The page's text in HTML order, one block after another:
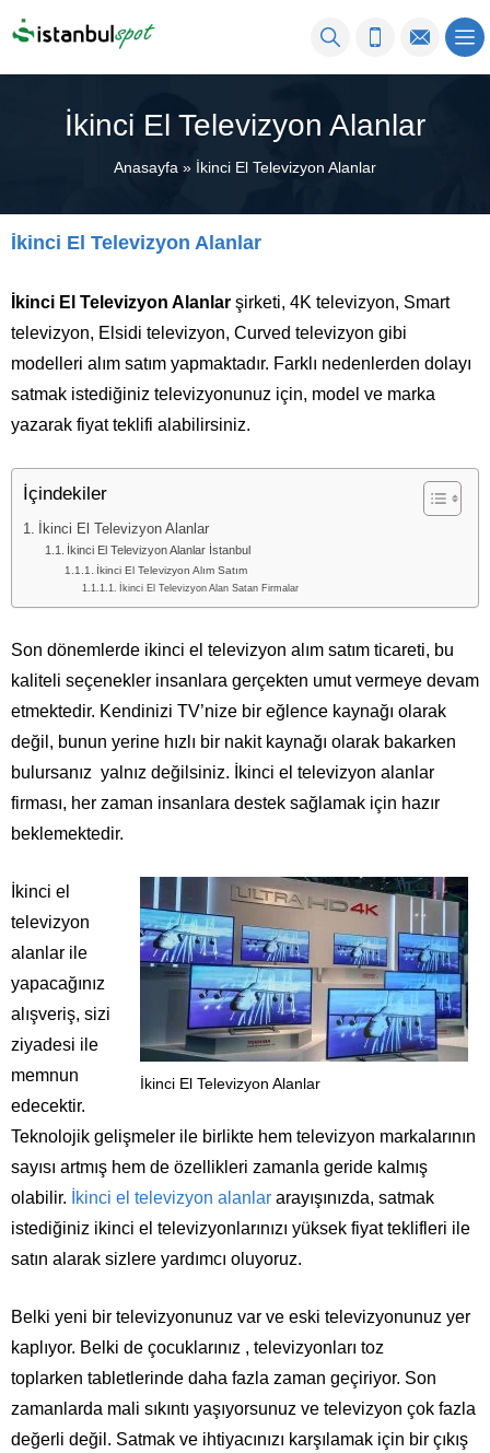
İkinci El Televizyon Alanlar
Anasayfa » İkinci El Televizyon Alanlar
İkinci El Televizyon Alanlar
İkinci El Televizyon Alanlar şirketi, 4K televizyon, Smart
televizyon, Elsidi televizyon, Curved televizyon gibi
modelleri alım satım yapmaktadır. Farklı nedenlerden dolayı
satmak istediğiniz televizyonunuz için, model ve marka
yazarak fiyat teklifi alabilirsiniz.
İçindekiler
İkinci El Televizyon Alanlar
İkinci El Televizyon Alanlar İstanbul
İkinci El Televizyon Alım Satım
İkinci El Televizyon Alan Satan Firmalar
Son dönemlerde ikinci el televizyon alım satım ticareti, bu
kaliteli seçenekler insanlara gerçekten umut vermeye devam
etmektedir. Kendinizi TV’nize bir eğlence kaynağı olarak
değil, bunun yerine hızlı bir nakit kaynağı olarak bakarken
bulursanız yalnız değilsiniz. İkinci el televizyon alanlar
firması, her zaman insanlara destek sağlamak için hazır
beklemektedir.
İkinci El Televizyon Alanlar
İkinci el
televizyon
alanlar ile
yapacağınız
alışveriş, sizi
ziyadesi ile
memnun
edecektir.
Teknolojik gelişmeler ile birlikte hem televizyon markalarının
sayısı artmış hem de özellikleri zamanla geride kalmış
olabilir.
İkinci el televizyon alanlar arayışınızda, satmak
istediğiniz ikinci el televizyonlarınızı yüksek fiyat teklifleri ile
satın alarak sizlere yardımcı oluyoruz.
Belki yeni bir televizyonunuz var ve eski televizyonunuz yer
kaplıyor. Belki de çocuklarınız , televizyonları toz
toplarken tabletlerinde daha fazla zaman geçiriyor. Son
zamanlarda mali sıkıntı yaşıyorsunuz ve televizyon çok fazla
değerli değil. Satmak ve ihtiyacınızı karşılamak için bir çıkış